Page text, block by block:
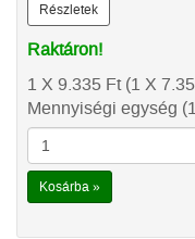
Részletek
Raktáron!
1 X 9.335 Ft(1 X
Mennyiségi egység
Kosárba »